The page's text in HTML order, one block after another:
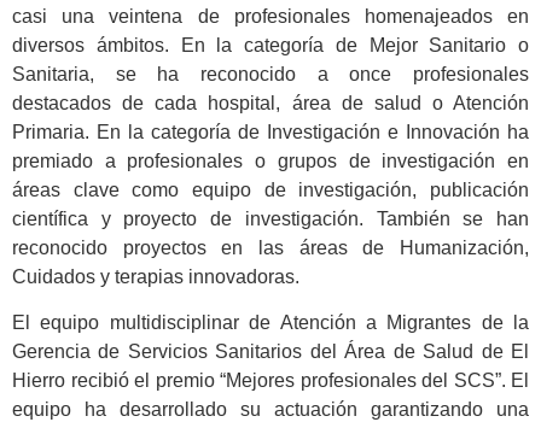
casi una veintena de profesionales homenajeados en
diversos ámbitos. En la categoría de Mejor Sanitario o
Sanitaria, se ha reconocido a once profesionales
destacados de cada hospital, área de salud o Atención
Primaria. En la categoría de Investigación e Innovación ha
premiado a profesionales o grupos de investigación en
áreas clave como equipo de investigación, publicación
científica y proyecto de investigación. También se han
reconocido proyectos en las áreas de Humanización,
Cuidados y terapias innovadoras.
El equipo multidisciplinar de Atención a Migrantes de la
Gerencia de Servicios Sanitarios del Área de Salud de El
Hierro recibió el premio “Mejores profesionales del SCS”. El
equipo ha desarrollado su actuación garantizando una